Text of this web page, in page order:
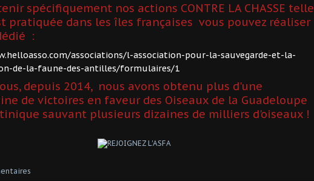
spécifiquement nos actions CONTRE LA CHASSE telle
pratiquée dans les îles françaises vous pouvez réaliser
:
associations/l-association-pour-la-sauvegarde-et-la-
de-la-faune-des-antilles/formulaires/1
depuis 2014, nous avons obtenu plus d'une
de victoires en faveur des Oiseaux de la Guadeloupe
sauvant plusieurs dizaines de milliers d'oiseaux !